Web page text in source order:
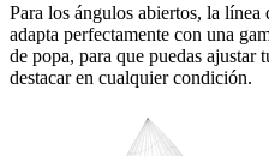
Para los ángulos abiertos, la línea
adapta perfectamente con una
de popa, para que puedas
destacar en cualquier condición.